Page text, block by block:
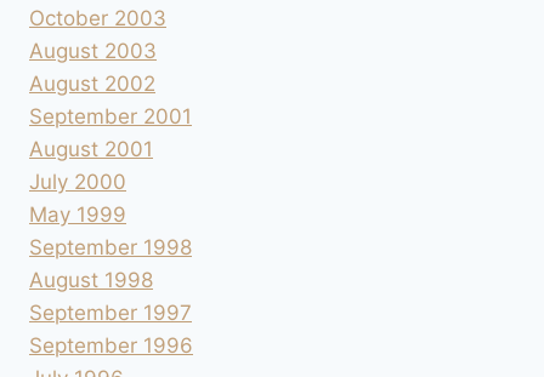
October 2003
August 2003
August 2002
September 2001
August 2001
July 2000
May 1999
September 1998
August 1998
September 1997
September 1996